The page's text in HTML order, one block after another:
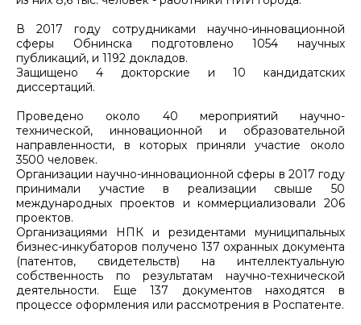
В 2017 году сотрудниками научно-инновационной
сферы Обнинска подготовлено 1054 научных
публикаций, и 1192 докладов.
Защищено 4 докторские и 10 кандидатских
диссертаций.
Проведено около 40 мероприятий научно-
технической, инновационной и образовательной
направленности, в которых приняли участие около
3500 человек.
Организации научно-инновационной сферы в 2017 году
принимали участие в реализации свыше 50
международных проектов и коммерциализовали 206
проектов.
Организациями НПК и резидентами муниципальных
бизнес-инкубаторов получено 137 охранных документа
(патентов, свидетельств) на интеллектуальную
собственность по результатам научно-технической
деятельности. Еще 137 документов находятся в
процессе оформления или рассмотрения в Роспатенте.